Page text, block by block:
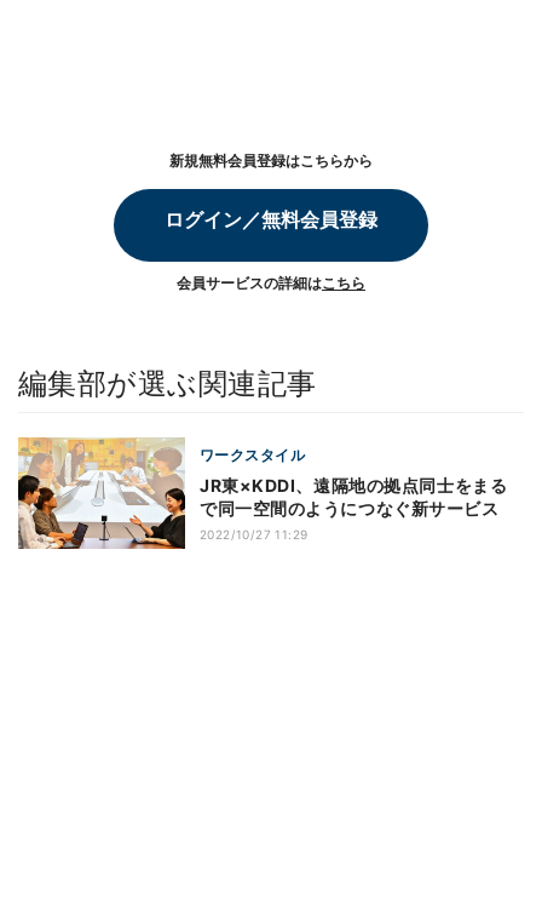
新規無料会員登録はこちらから
ログイン／無料会員登録
会員サービスの詳細はこちら
編集部が選ぶ関連記事
ワークスタイル
JR東×KDDI、遠隔地の拠点同士をまる
で同一空間のようにつなぐ新サービス
2022/10/27 11:29